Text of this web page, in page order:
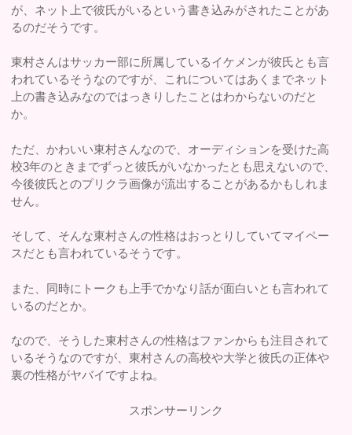
が、ネット上で彼氏がいるという書き込みがされたことがあ
るのだそうです。
東村さんはサッカー部に所属しているイケメンが彼氏とも言
われているそうなのですが、これについてはあくまでネット
上の書き込みなのではっきりしたことはわからないのだと
か。
ただ、かわいい東村さんなので、オーディションを受けた高
校3年のときまでずっと彼氏がいなかったとも思えないので、
今後彼氏とのプリクラ画像が流出することがあるかもしれま
せん。
そして、そんな東村さんの性格はおっとりしていてマイペー
スだとも言われているそうです。
また、同時にトークも上手でかなり話が面白いとも言われて
いるのだとか。
なので、そうした東村さんの性格はファンからも注目されて
いるそうなのですが、東村さんの高校や大学と彼氏の正体や
裏の性格がヤバイですよね。
スポンサーリンク